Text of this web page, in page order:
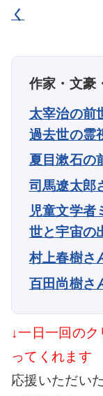
く
作家・文豪
太宰治の前
過去世の霊
夏目漱石の
司馬遼太郎
児童文学者
世と宇宙の
村上春樹さ
百田尚樹
↓一日一回の
ってくれます
応援いただい